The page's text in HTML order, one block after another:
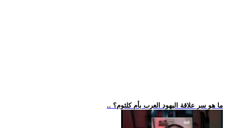
.. ما هو سر علاقة اليهود العرب بأم كلثوم؟